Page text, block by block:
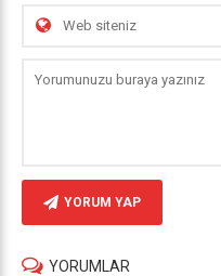
YORUM YAP
YORUMLAR